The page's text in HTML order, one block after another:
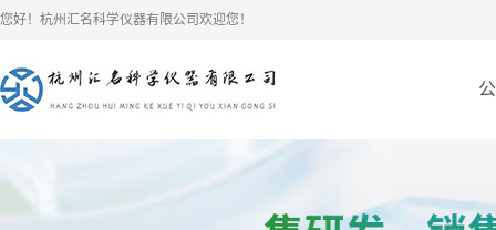
您好！杭州汇名科学仪器有限公司欢迎您！